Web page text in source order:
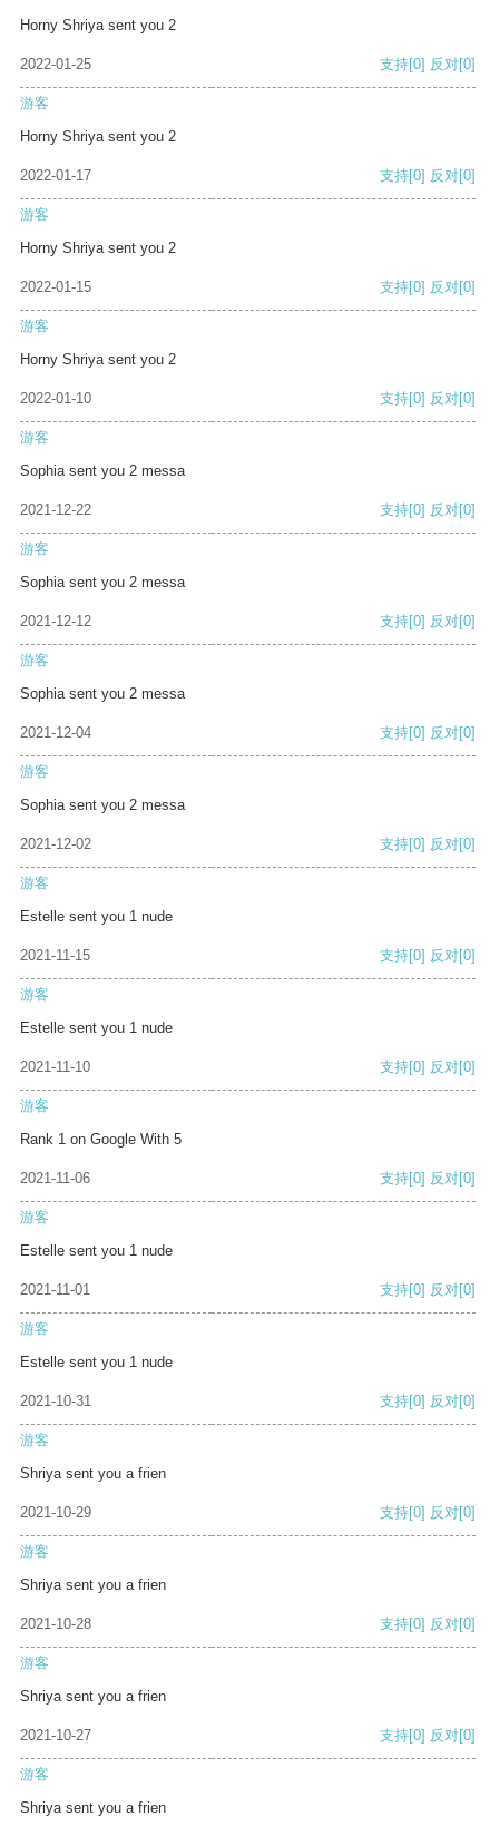
Horny Shriya sent you 2
2022-01-25 支持[0] 反对[0]
游客
Horny Shriya sent you 2
2022-01-17 支持[0] 反对[0]
游客
Horny Shriya sent you 2
2022-01-15 支持[0] 反对[0]
游客
Horny Shriya sent you 2
2022-01-10 支持[0] 反对[0]
游客
Sophia sent you 2 messa
2021-12-22 支持[0] 反对[0]
游客
Sophia sent you 2 messa
2021-12-12 支持[0] 反对[0]
游客
Sophia sent you 2 messa
2021-12-04 支持[0] 反对[0]
游客
Sophia sent you 2 messa
2021-12-02 支持[0] 反对[0]
游客
Estelle sent you 1 nude
2021-11-15 支持[0] 反对[0]
游客
Estelle sent you 1 nude
2021-11-10 支持[0] 反对[0]
游客
Rank 1 on Google With 5
2021-11-06 支持[0] 反对[0]
游客
Estelle sent you 1 nude
2021-11-01 支持[0] 反对[0]
游客
Estelle sent you 1 nude
2021-10-31 支持[0] 反对[0]
游客
Shriya sent you a frien
2021-10-29 支持[0] 反对[0]
游客
Shriya sent you a frien
2021-10-28 支持[0] 反对[0]
游客
Shriya sent you a frien
2021-10-27 支持[0] 反对[0]
游客
Shriya sent you a frien